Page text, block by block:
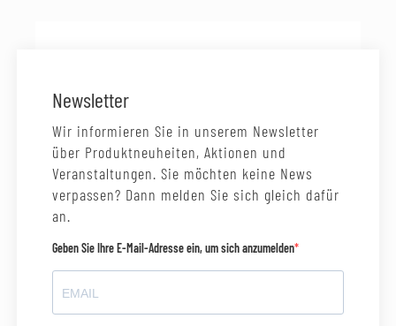
Newsletter
Wir informieren Sie in unserem Newsletter
über Produktneuheiten, Aktionen und
Veranstaltungen. Sie möchten keine News
verpassen? Dann melden Sie sich gleich dafür
an.
Geben Sie Ihre E-Mail-Adresse ein, um sich anzumelden